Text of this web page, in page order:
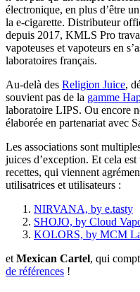
électronique, en plus d’être
la e-cigarette. Distributeur
depuis 2017, KMLS Pro
vapoteuses et vapoteurs en
laboratoires français.
Au-delà des Religion Juice,
souvient pas de la gamme
laboratoire LIPS. Ou encore
élaborée en partenariat avec
Les associations sont
juices d’exception. Et cela
recettes, qui viennent
utilisatrices et utilisateurs :
NIRVANA, by e.tasty
SHOJO, by Cloud
KOLORS, by MCM
et Mexican Cartel, qui
de références !